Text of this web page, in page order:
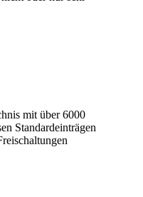
mit über 6000
Standardeinträgen